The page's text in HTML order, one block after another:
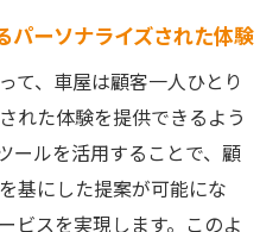
パーソナライズされた体験
て、車屋は顧客一人ひとり
れた体験を提供できるよう
ールを活用することで、顧
基にした提案が可能にな
ビスを実現します。このよ